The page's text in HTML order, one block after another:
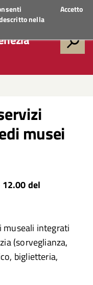
nella
Accetto
musei
del
integrati
(sorveglianza,
biglietteria,